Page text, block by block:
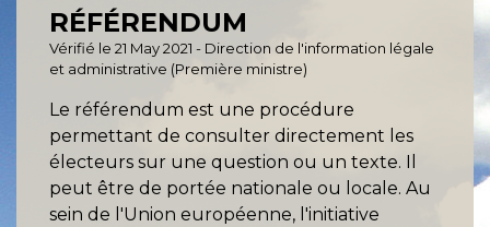
RÉFÉRENDUM
Vérifié le 21 May 2021 - Direction de l'information légale
et administrative (Première ministre)
Le référendum est une procédure
permettant de consulter directement les
électeurs sur une question ou un texte. Il
peut être de portée nationale ou locale. Au
sein de l'Union européenne, l'initiative